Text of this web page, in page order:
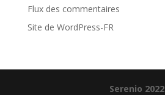
Flux des commentaires
Site de WordPress-FR
Serenio 2022